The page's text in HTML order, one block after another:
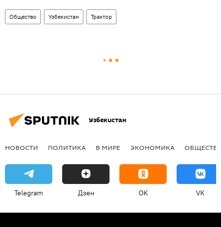
Общество Узбекистан Трактор
Узбекистан
НОВОСТИ ПОЛИТИКА В МИРЕ ЭКОНОМИКА
Telegram Дзен OK VK